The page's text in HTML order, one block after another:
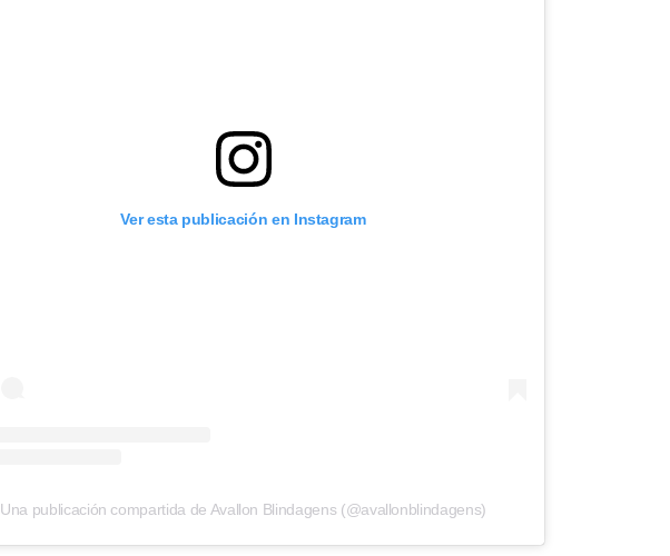
Ver esta publicación en Instagram
Una publicación compartida de Avallon Blindagens (@avallonblindagens)